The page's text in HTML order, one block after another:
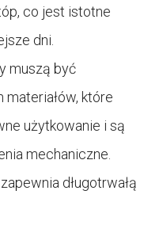
co jest istotne
dni.
muszą być
materiałów, które
użytkowanie i są
mechaniczne.
długotrwałą